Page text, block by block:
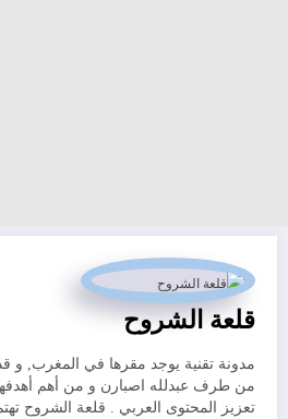
قلعة الشروح
من طرف عبدلله اصبارن و من أهم
تعزيز المحتوى العربي . قلعة الشروح